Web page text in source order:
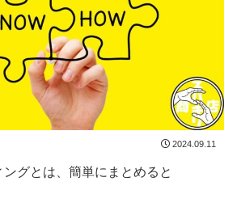
2024.09.11
グとは、簡単にまとめると